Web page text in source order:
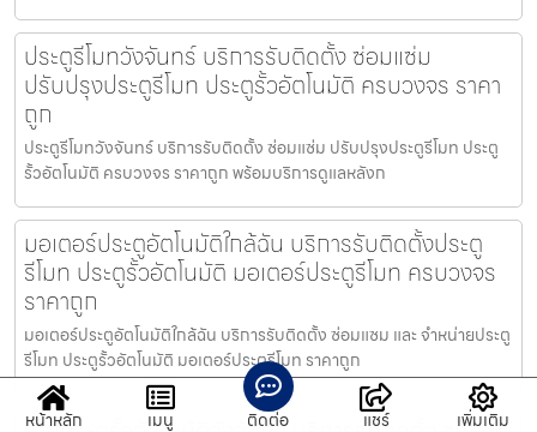
ประตูรีโมทวังจันทร์ บริการรับติดตั้ง ซ่อมแซ่ม
ปรับปรุงประตูรีโมท ประตูรั้วอัตโนมัติ ครบวงจร ราคา
ถูก
ประตูรีโมทวังจันทร์ บริการรับติดตั้ง ซ่อมแซ่ม ปรับปรุงประตูรีโมท ประตู
รั้วอัตโนมัติ ครบวงจร ราคาถูก พร้อมบริการดูแลหลังก
มอเตอร์ประตูอัตโนมัติใกล้ฉัน บริการรับติดตั้งประตู
รีโมท ประตูรั้วอัตโนมัติ มอเตอร์ประตูรีโมท ครบวงจร
ราคาถูก
มอเตอร์ประตูอัตโนมัติใกล้ฉัน บริการรับติดตั้ง ซ่อมแซม และ จำหน่ายประตู
รีโมท ประตูรั้วอัตโนมัติ มอเตอร์ประตูรีโมท ราคาถูก
หน้าหลัก เมนู ติดต่อ แชร์ เพิ่มเติม